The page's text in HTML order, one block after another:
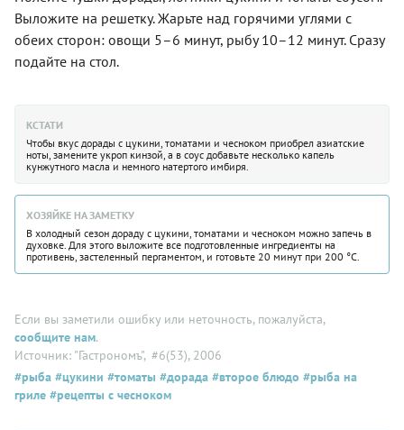
Выложите на решетку. Жарьте над горячими углями с
обеих сторон: овощи 5–6 минут, рыбу 10–12 минут. Сразу
подайте на стол.
КСТАТИ
Чтобы вкус дорады с цукини, томатами и чесноком приобрел азиатские
ноты, замените укроп кинзой, а в соус добавьте несколько капель
кунжутного масла и немного натертого имбиря.
ХОЗЯЙКЕ НА ЗАМЕТКУ
В холодный сезон дораду с цукини, томатами и чесноком можно запечь в
духовке. Для этого выложите все подготовленные ингредиенты на
противень, застеленный пергаментом, и готовьте 20 минут при 200 °C.
Если вы заметили ошибку или неточность, пожалуйста,
сообщите нам.
Источник: "Гастрономъ", #6(53), 2006
#рыба #цукини #томаты #дорада #второе блюдо #рыба на
гриле #рецепты с чесноком